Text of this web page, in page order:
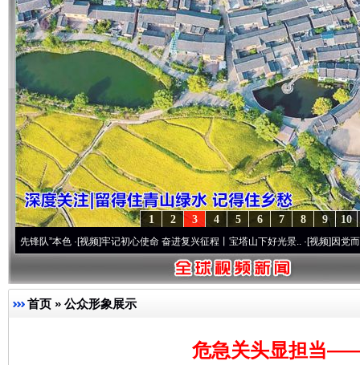
10
9
8
7
6
5
4
3
2
1
·[视频]牢记初心使命 奋进复兴征程丨宝塔山下好光景..·[视频]因党而生 为党而战
首页 » 公众形象展示
危急关头显担当